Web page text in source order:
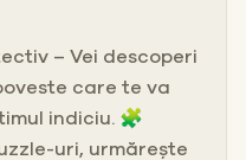
– Vei descoperi
care te va
indiciu. 🧩
uri, urmărește